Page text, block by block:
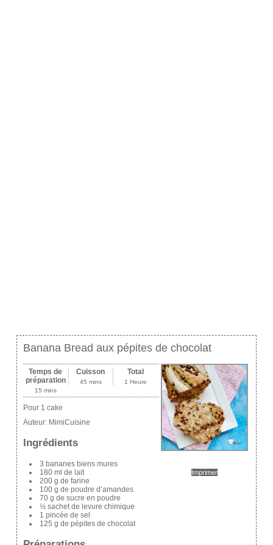
Banana Bread aux pépites de chocolat
Imprimer
Temps de
préparation
15 mins
Cuisson
45 mins
Total
1 Heure
Pour 1 cake
Auteur: MimiCuisine
Ingrédients
3 bananes biens mures
180 ml de lait
200 g de farine
100 g de poudre d’amandes
70 g de sucre en poudre
½ sachet de levure chimique
1 pincée de sel
125 g de pépites de chocolat